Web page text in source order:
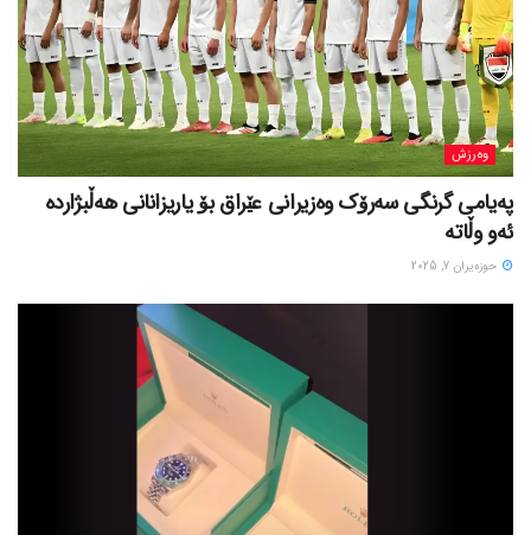
وەرزش
پەیامی گرنگی سەرۆک وەزیرانی عێراق بۆ یاریزانانی هەڵبژارده
ئەو وڵاتە
حوزه‌یران 7, 2025